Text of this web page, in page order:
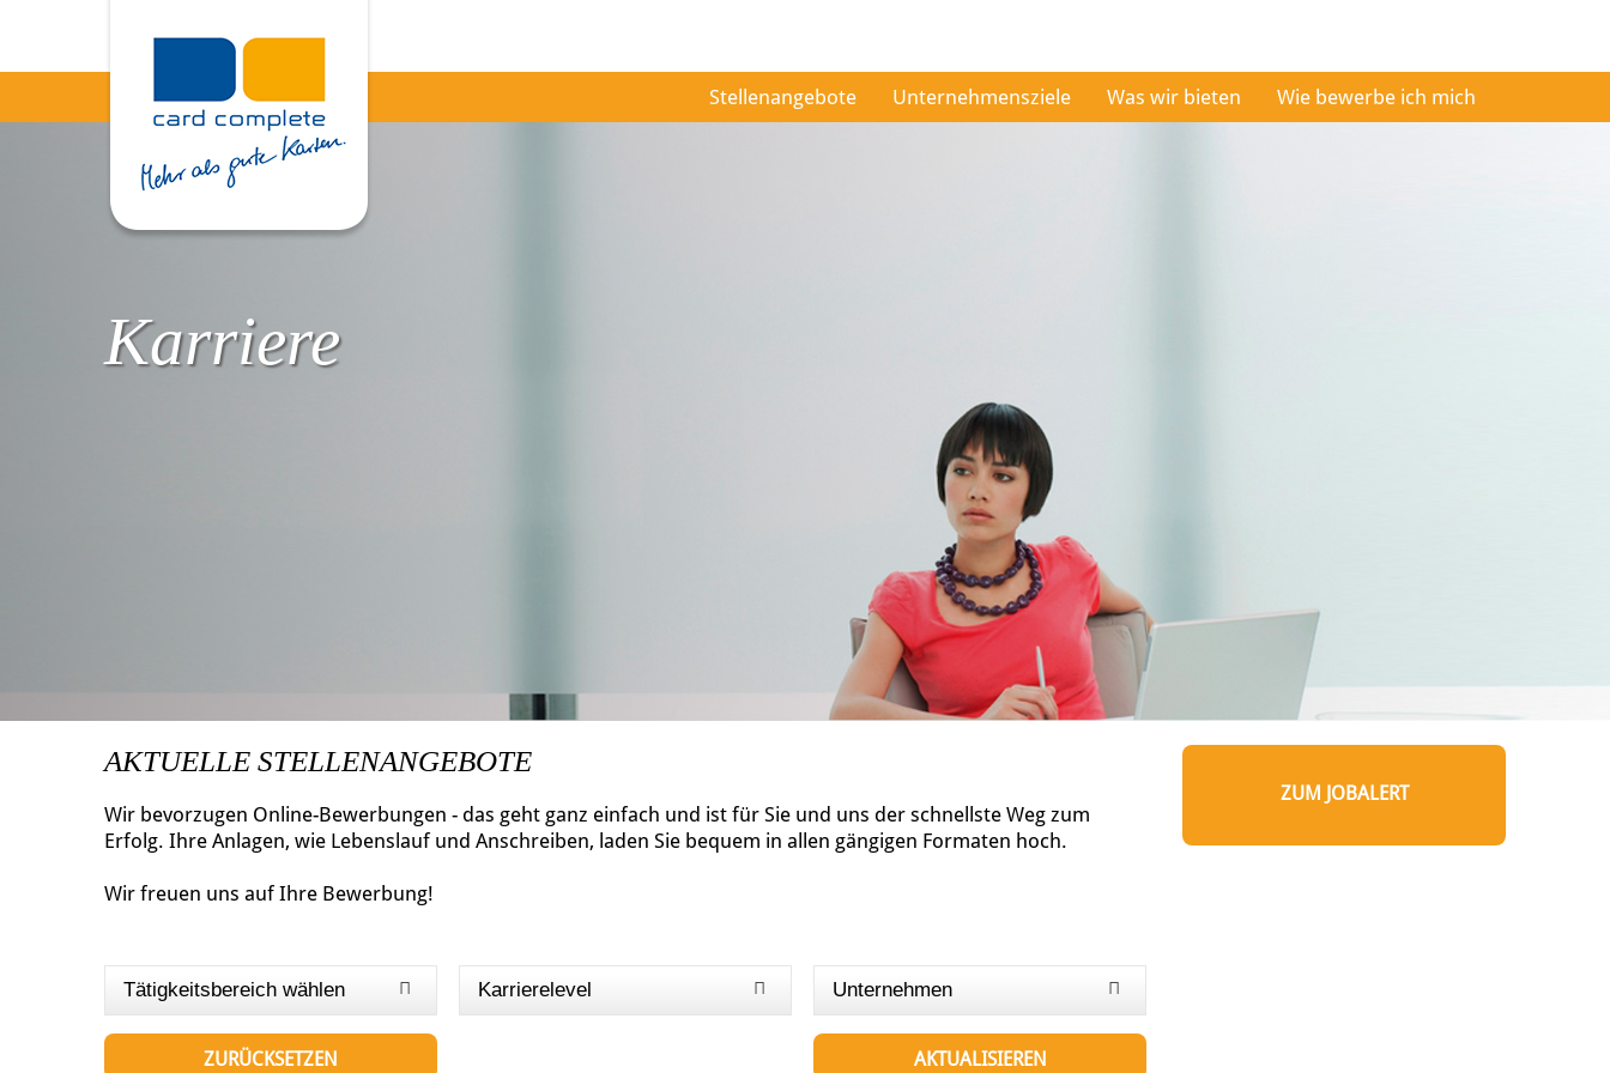
Stellenangebote Unternehmensziele Was wir bieten Wie bewerbe ich mich
Karriere
AKTUELLE STELLENANGEBOTE
Wir bevorzugen Online-Bewerbungen - das geht ganz einfach und ist für Sie und uns der schnellste Weg zum
Erfolg. Ihre Anlagen, wie Lebenslauf und Anschreiben, laden Sie bequem in allen gängigen Formaten hoch.
Wir freuen uns auf Ihre Bewerbung!
Tätigkeitsbereich wählen Karrierelevel Unternehmen
ZURÜCKSETZEN AKTUALISIEREN
ZUM JOBALERT